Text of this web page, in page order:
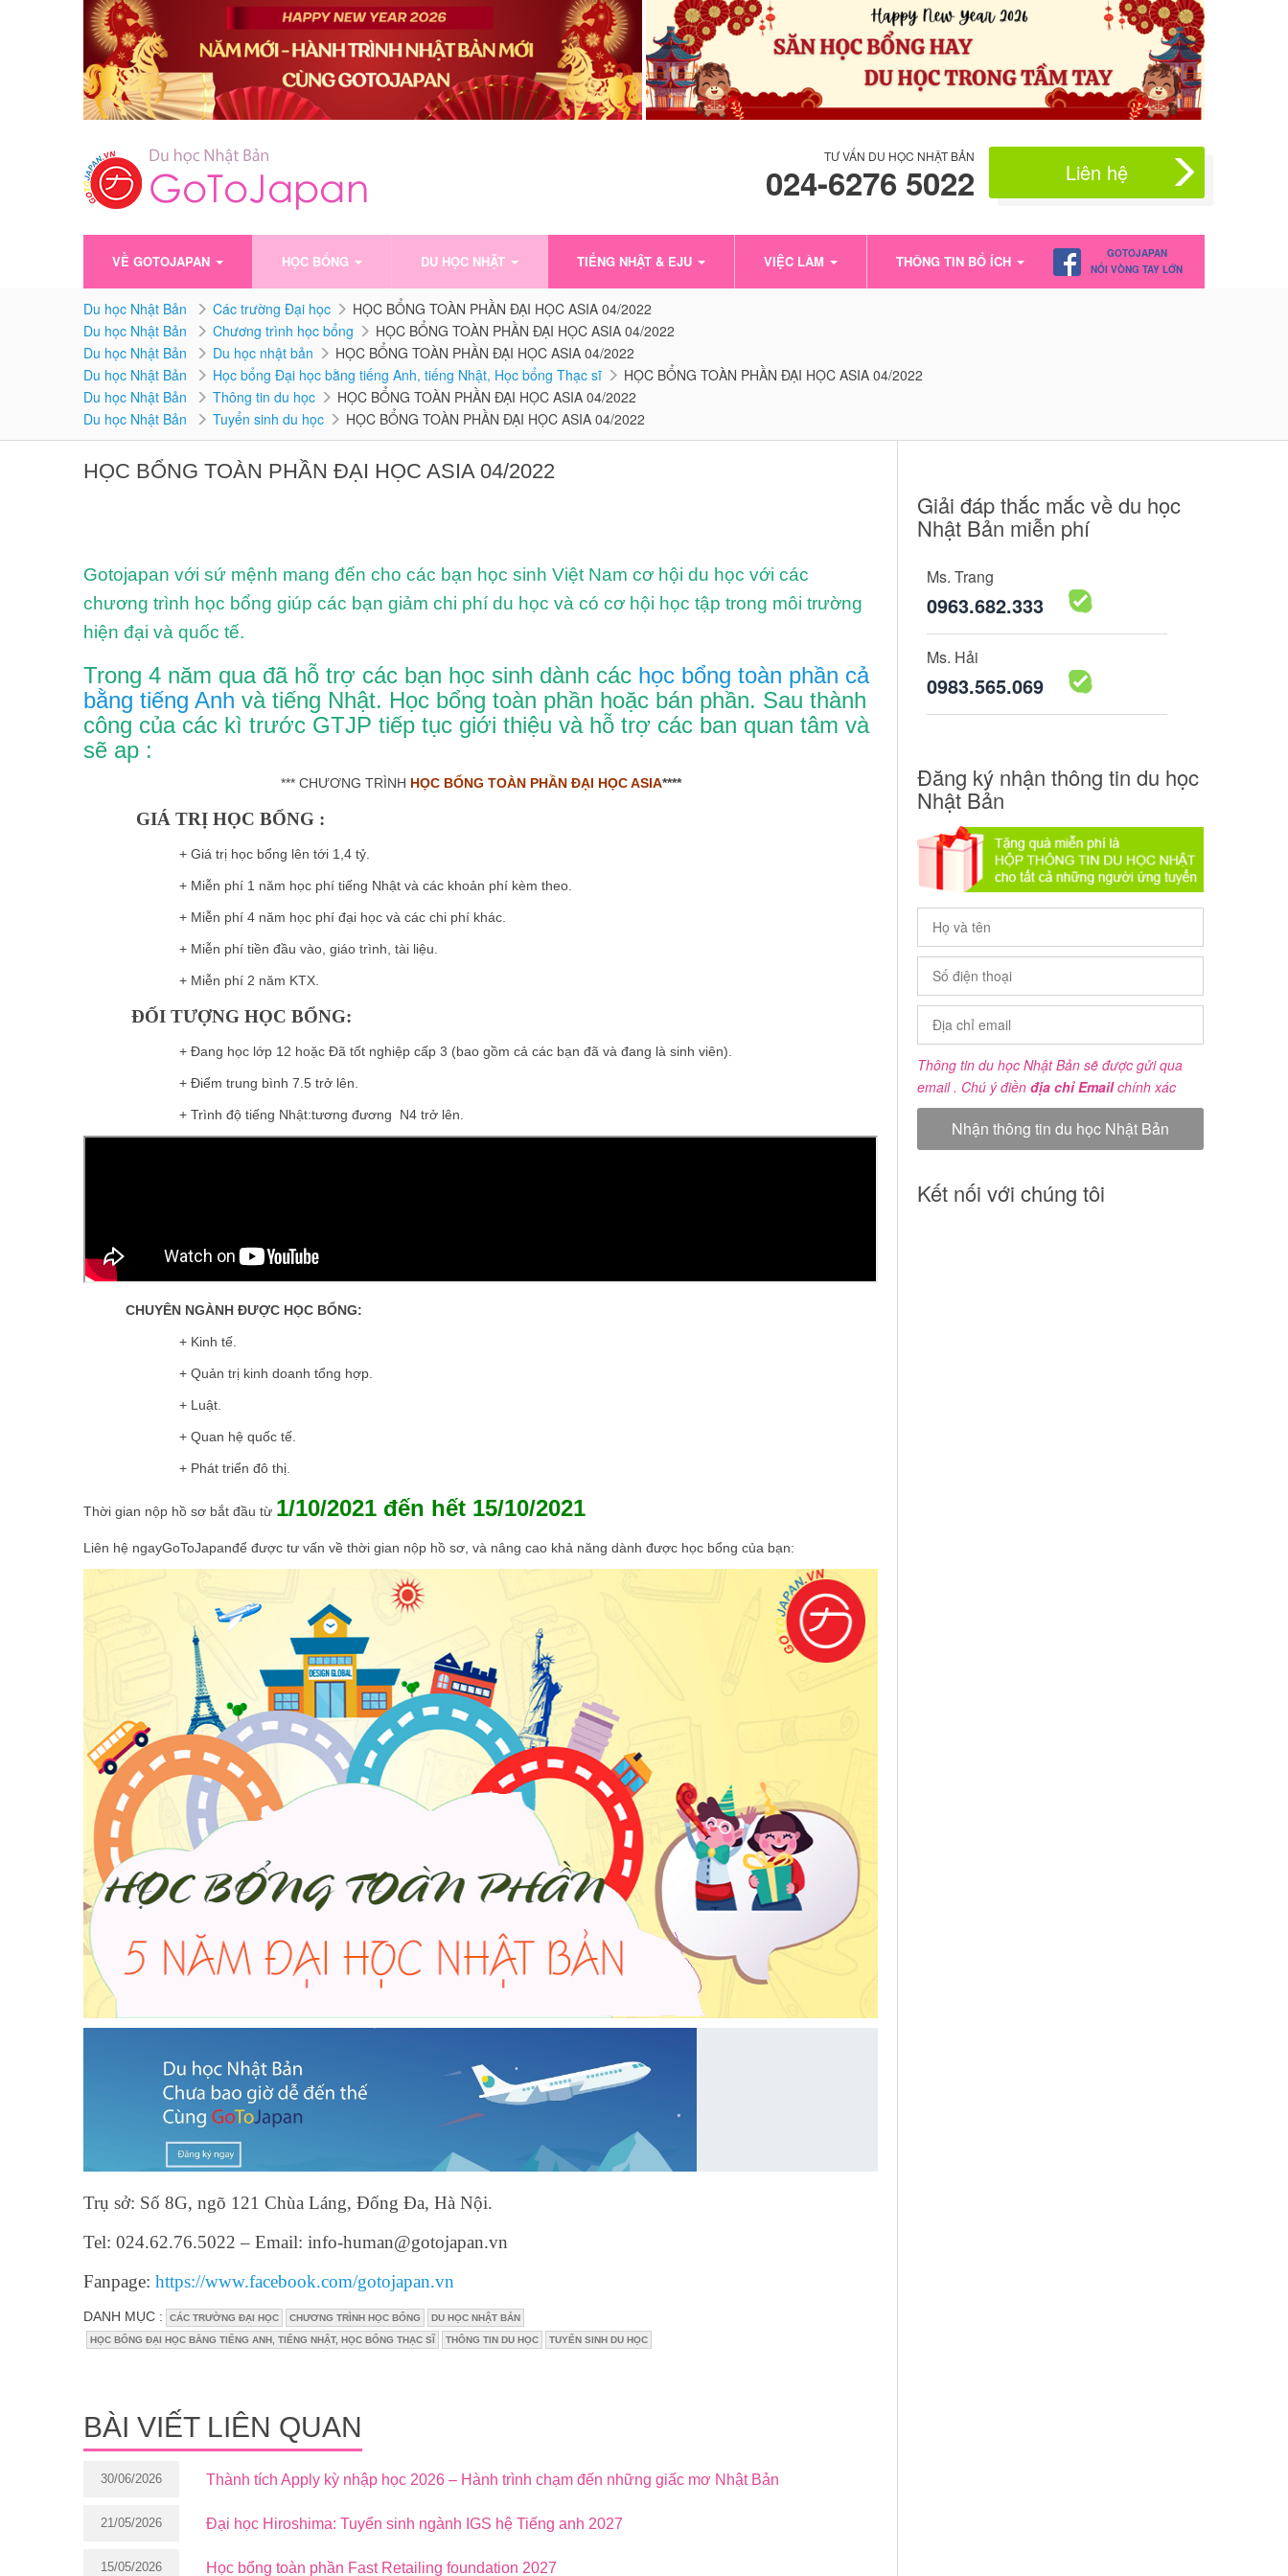
TƯ VẤN DU HỌC NHẬT BẢN
024-6276 5022 Liên hệ
VỀ GOTOJAPAN HỌC BỔNG DU HỌC NHẬT TIẾNG NHẬT & EJU VIỆC LÀM THÔNG TIN BỔ ÍCH
GOTOJAPAN
NỐI VÒNG TAY LỚN
Du học Nhật Bản Các trường Đại học
HỌC BỔNG TOÀN PHẦN ĐẠI HỌC ASIA 04/2022
Du học Nhật Bản
Chương trình học bổng
HỌC BỔNG TOÀN PHẦN ĐẠI HỌC ASIA 04/2022
Du học Nhật Bản
Du học nhật bản
HỌC BỔNG TOÀN PHẦN ĐẠI HỌC ASIA 04/2022
Du học Nhật Bản
Học bổng Đại học bằng tiếng Anh, tiếng Nhật, Học bổng Thạc sĩ
HỌC BỔNG TOÀN PHẦN ĐẠI HỌC ASIA 04/2022
Du học Nhật Bản
Thông tin du học
HỌC BỔNG TOÀN PHẦN ĐẠI HỌC ASIA 04/2022
Du học Nhật Bản
Tuyển sinh du học HỌC BỔNG TOÀN PHẦN ĐẠI HỌC ASIA 04/2022
HỌC BỔNG TOÀN PHẦN ĐẠI HỌC ASIA 04/2022
Gotojapan với sứ mệnh mang đến cho các bạn học sinh Việt Nam cơ hội du học với các
chương trình học bổng giúp các bạn giảm chi phí du học và có cơ hội học tập trong môi trường
hiện đại và quốc tế.
Trong 4 năm qua đã hỗ trợ các bạn học sinh dành các học bổng toàn phần cả
bằng tiếng Anh và tiếng Nhật. Học bổng toàn phần hoặc bán phần. Sau thành
công của các kì trước GTJP tiếp tục giới thiệu và hỗ trợ các ban quan tâm và
sẽ ap :
*** CHƯƠNG TRÌNH HỌC BỔNG TOÀN PHẦN ĐẠI HỌC ASIA****
GIÁ TRỊ HỌC BỔNG :
+ Giá trị học bổng lên tới 1,4 tỷ.
+ Miễn phí 1 năm học phí tiếng Nhật và các khoản phí kèm theo.
+ Miễn phí 4 năm học phí đại học và các chi phí khác.
+ Miễn phí tiền đầu vào, giáo trình, tài liệu.
+ Miễn phí 2 năm KTX.
ĐỐI TƯỢNG HỌC BỔNG:
+ Đang học lớp 12 hoặc Đã tốt nghiệp cấp 3 (bao gồm cả các bạn đã và đang là sinh viên).
+ Điểm trung bình 7.5 trở lên.
+ Trình độ tiếng Nhật:tương đương N4 trở lên.
CHUYÊN NGÀNH ĐƯỢC HỌC BỔNG:
+ Kinh tế.
+ Quản trị kinh doanh tổng hợp.
+ Luật.
+ Quan hệ quốc tế.
+ Phát triển đô thị.
Thời gian nộp hồ sơ bắt đầu từ 1/10/2021 đến hết 15/10/2021
Liên hệ ngayGoToJapanđể được tư vấn về thời gian nộp hồ sơ, và nâng cao khả năng dành được học bổng của bạn:
Trụ sở: Số 8G, ngõ 121 Chùa Láng, Đống Đa, Hà Nội.
Tel: 024.62.76.5022 – Email: info-human@gotojapan.vn
Fanpage: https://www.facebook.com/gotojapan.vn
DANH MỤC : CÁC TRƯỜNG ĐẠI HỌC CHƯƠNG TRÌNH HỌC BỔNG DU HỌC NHẬT BẢN
HỌC BỔNG ĐẠI HỌC BẰNG TIẾNG ANH, TIẾNG NHẬT, HỌC BỔNG THẠC SĨ THÔNG TIN DU HỌC TUYỂN SINH DU HỌC
BÀI VIẾT LIÊN QUAN
30/06/2026 Thành tích Apply kỳ nhập học 2026 – Hành trình chạm đến những giấc mơ Nhật Bản
21/05/2026 Đại học Hiroshima: Tuyển sinh ngành IGS hệ Tiếng anh 2027
15/05/2026 Học bổng toàn phần Fast Retailing foundation 2027
Giải đáp thắc mắc về du học
Nhật Bản miễn phí
Ms. Trang
0963.682.333
Ms. Hải
0983.565.069
Đăng ký nhận thông tin du học
Nhật Bản
Thông tin du học Nhật Bản sẽ được gửi qua
email . Chú ý điền địa chỉ Emailchính xác
Kết nối với chúng tôi